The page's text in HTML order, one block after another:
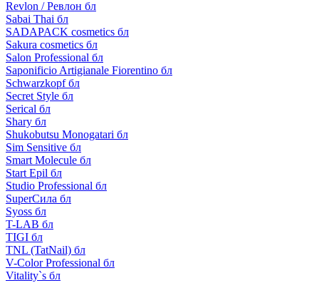
Revlon / Ревлон бл
Sabai Thai бл
SADAPACK cosmetics бл
Sakura cosmetics бл
Salon Professional бл
Saponificio Artigianale Fiorentino бл
Schwarzkopf бл
Secret Style бл
Serical бл
Shary бл
Shukobutsu Monogatari бл
Sim Sensitive бл
Smart Molecule бл
Start Epil бл
Studio Professional бл
SuperСила бл
Syoss бл
T-LAB бл
TIGI бл
TNL (TatNail) бл
V-Color Professional бл
Vitality`s бл